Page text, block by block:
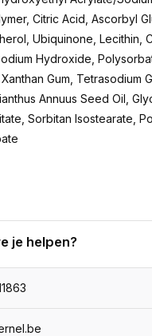
Citric Acid, Ascorbyl
Ubiquinone, Lecithin,
Hydroxide,
Gum, Tetrasodium
Annuus Seed Oil,
Sorbitan Isostearate,
je helpen?